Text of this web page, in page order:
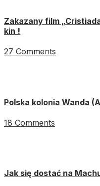
Zakazany film
kin !
27 Comments
Polska kolonia Wanda
18 Comments
Jak się dostać na